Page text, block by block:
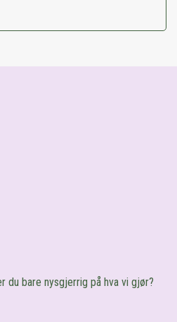
du bare nysgjerrig på hva vi gjør?